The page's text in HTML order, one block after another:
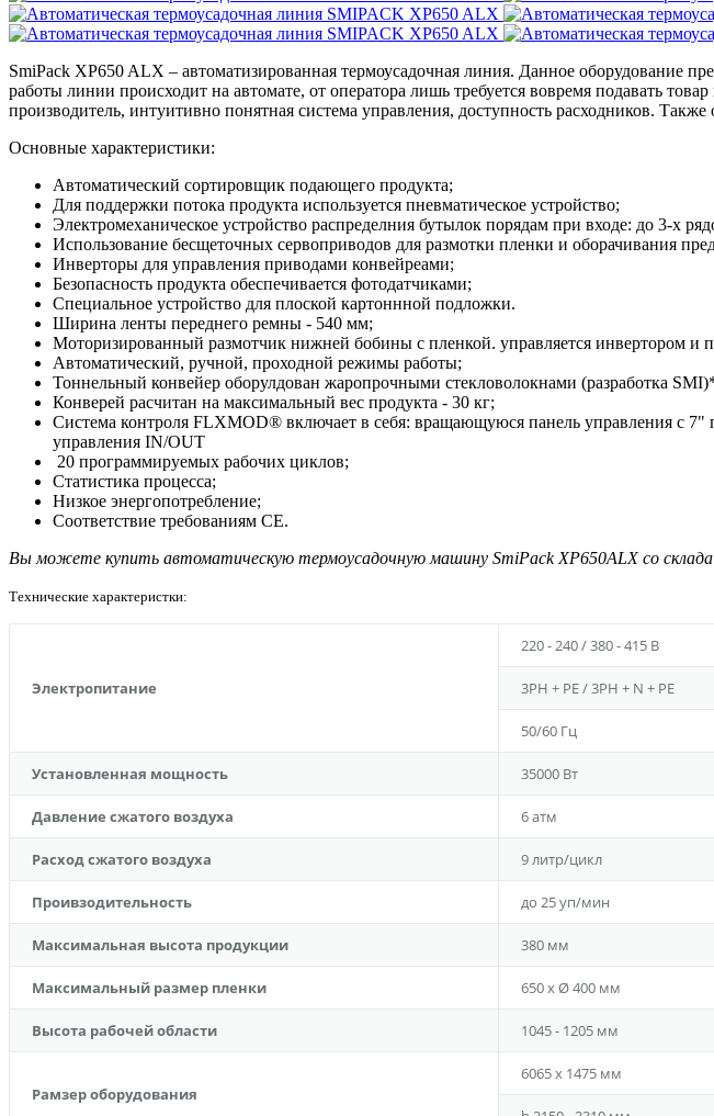
SmiPack XP650 ALX – автоматизированная термоусадочная линия. Данное оборудование
работы линии происходит на автомате, от оператора лишь требуется вовремя подавать
производитель, интуитивно понятная система управления, доступность расходников.
Основные характеристики:
Автоматический сортировщик подающего продукта;
Для поддержки потока продукта используется пневматическое устройство;
Электромеханическое устройство распределния бутылок порядам при входе: до 3-х
Использование бесщеточных сервоприводов для размотки пленки и оборачивания
Инверторы для управления приводами конвейреами;
Безопасность продукта обеспечивается фотодатчиками;
Специальное устройство для плоской картоннной подложки.
Ширина ленты переднего ремны - 540 мм;
Моторизированный размотчик нижней бобины с пленкой. управляется инвертором и
Автоматический, ручной, проходной режимы работы;
Тоннельный конвейер оборулдован жаропрочными стекловолокнами (разработка
Конверей расчитан на максимальный вес продукта - 30 кг;
Система контроля FLXMOD® включает в себя: вращающуюся панель управления с
управления IN/OUT
20 программируемых рабочих циклов;
Статистика процесса;
Низкое энергопотребление;
Соответствие требованиям CE.
Вы можете купить автоматическую термоусадочную машину SmiPack XP650ALX со
Технические характеристки:
Электропитание
220 - 240 / 380 - 415 В
3PH + PE / 3PH + N + PE
50/60 Гц
Установленная мощность 35000 Вт
Давление сжатого воздуха 6 атм
Расход сжатого воздуха 9 литр/цикл
Проивзодительность до 25 уп/мин
Максимальная высота продукции 380 мм
Максимальный размер пленки 650 x Ø 400 мм
Высота рабочей области 1045 - 1205 мм
Рамзер оборудования
6065 x 1475 мм